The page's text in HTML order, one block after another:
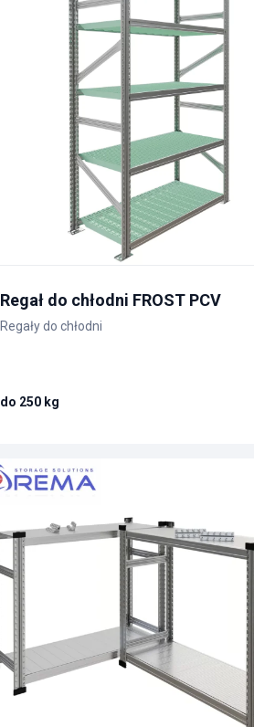
Regał do chłodni FROST PCV
Regały do chłodni
do 250 kg